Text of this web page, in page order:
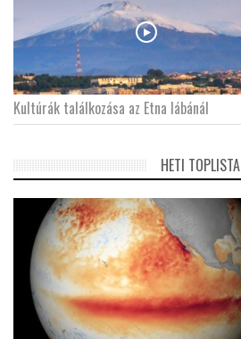
Kultúrák találkozása az Etna lábánál
HETI TOPLISTA